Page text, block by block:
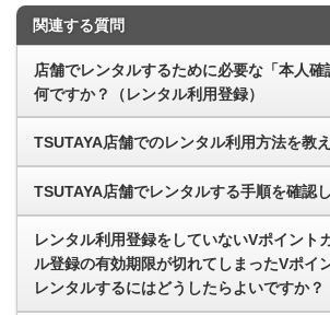
関連する質問
店舗でレンタルするために必要な「本人確
何ですか？（レンタル利用登録）
TSUTAYA店舗でのレンタル利用方法を教
TSUTAYA店舗でレンタルする手順を確認し
レンタル利用登録をしていないVポイント
ル登録の有効期限が切れてしまったVポイ
レンタルするにはどうしたらよいですか？